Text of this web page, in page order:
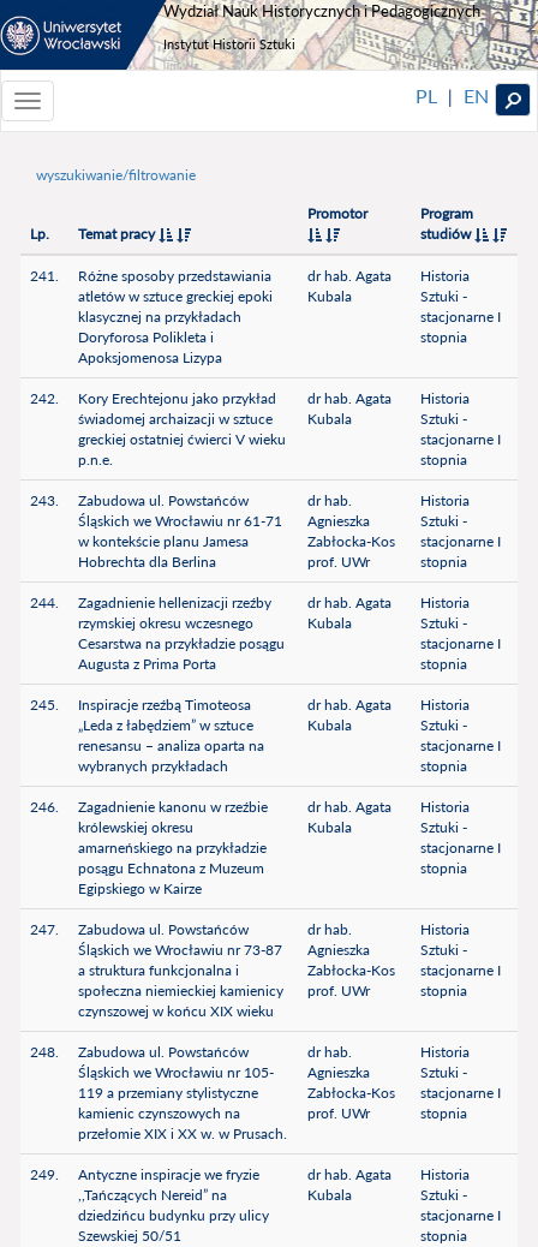
Wydział Nauk Historycznych i Pedagogicznych
Instytut Historii Sztuki
Toggle
navigationToggle
PL | EN
wyszukiwanie/filtrowanie
Lp. Temat pracy
Promotor
Program
studiów
241.
Różne sposoby przedstawiania
atletów w sztuce greckiej epoki
klasycznej na przykładach
Doryforosa Polikleta i
Apoksjomenosa Lizypa
dr hab. Agata
Kubala
Historia
Sztuki -
stacjonarne I
stopnia
242.
Kory Erechtejonu jako przykład
świadomej archaizacji w sztuce
greckiej ostatniej ćwierci V wieku
p.n.e.
dr hab. Agata
Kubala
Historia
Sztuki -
stacjonarne I
stopnia
243.
Zabudowa ul. Powstańców
Śląskich we Wrocławiu nr 61-71
w kontekście planu Jamesa
Hobrechta dla Berlina
dr hab.
Agnieszka
Zabłocka-Kos
prof. UWr
Historia
Sztuki -
stacjonarne I
stopnia
244.
Zagadnienie hellenizacji rzeźby
rzymskiej okresu wczesnego
Cesarstwa na przykładzie posągu
Augusta z Prima Porta
dr hab. Agata
Kubala
Historia
Sztuki -
stacjonarne I
stopnia
245.
Inspiracje rzeźbą Timoteosa
„Leda z łabędziem” w sztuce
renesansu – analiza oparta na
wybranych przykładach
dr hab. Agata
Kubala
Historia
Sztuki -
stacjonarne I
stopnia
246.
Zagadnienie kanonu w rzeźbie
królewskiej okresu
amarneńskiego na przykładzie
posągu Echnatona z Muzeum
Egipskiego w Kairze
dr hab. Agata
Kubala
Historia
Sztuki -
stacjonarne I
stopnia
247.
Zabudowa ul. Powstańców
Śląskich we Wrocławiu nr 73-87
a struktura funkcjonalna i
społeczna niemieckiej kamienicy
czynszowej w końcu XIX wieku
dr hab.
Agnieszka
Zabłocka-Kos
prof. UWr
Historia
Sztuki -
stacjonarne I
stopnia
248.
Zabudowa ul. Powstańców
Śląskich we Wrocławiu nr 105-
119 a przemiany stylistyczne
kamienic czynszowych na
przełomie XIX i XX w. w Prusach.
dr hab.
Agnieszka
Zabłocka-Kos
prof. UWr
Historia
Sztuki -
stacjonarne I
stopnia
249.
Antyczne inspiracje we fryzie
,,Tańczących Nereid” na
dziedzińcu budynku przy ulicy
Szewskiej 50/51
dr hab. Agata
Kubala
Historia
Sztuki -
stacjonarne I
stopnia